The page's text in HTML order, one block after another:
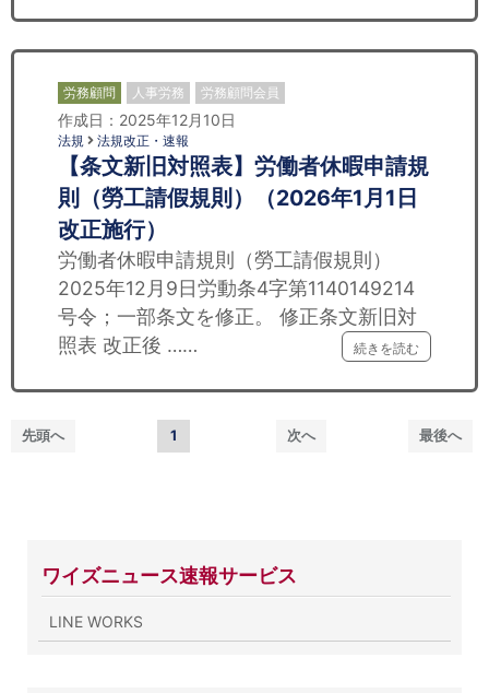
労務顧問 人事労務 労務顧問会員
作成日：2025年12月10日
法規 法規改正・速報
【条文新旧対照表】労働者休暇申請規
則（勞工請假規則）（2026年1月1日
改正施行）
労働者休暇申請規則（勞工請假規則）
2025年12月9日労動条4字第1140149214
号令；一部条文を修正。 修正条文新旧対
照表 改正後 ……
続きを読む
先頭へ 1 次へ 最後へ
ワイズニュース速報サービス
LINE WORKS